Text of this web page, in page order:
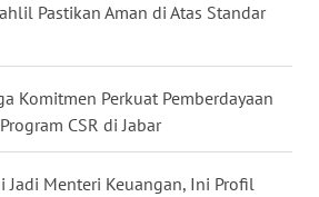
Pastikan Aman di Atas Standar
Komitmen Perkuat Pemberdayaan
CSR di Jabar
Jadi Menteri Keuangan, Ini Profil